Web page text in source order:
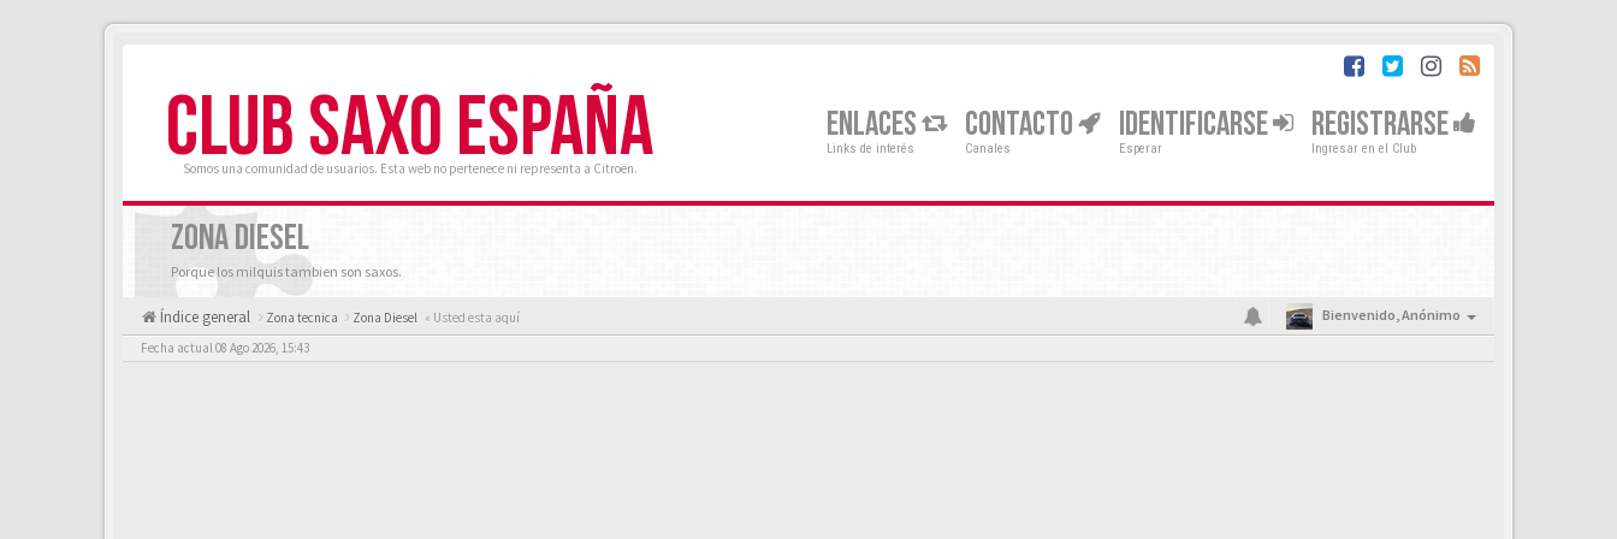
CLUB SAXO ESPAÑA
Somos una comunidad de usuarios. Esta web no pertenece ni representa a Citroën.
ENLACES
Links de interés
CONTACTO
Canales
IDENTIFICARSE
Esperar
REGISTRARSE
Ingresar en el Club
ZONA DIESEL
Porque los milquis tambien son saxos.
Índice general Zona tecnica Zona Diesel « Usted esta aquí Bienvenido,Anónimo
Fecha actual 08 Ago 2026, 15:43